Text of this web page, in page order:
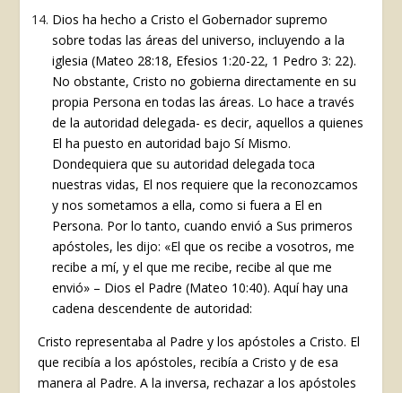
Dios ha hecho a Cristo el Gobernador supremo
sobre todas las áreas del universo, incluyendo a la
iglesia (Mateo 28:18, Efesios 1:20-22, 1 Pedro 3: 22).
No obstante, Cristo no gobierna directamente en su
propia Persona en todas las áreas. Lo hace a través
de la autoridad delegada- es decir, aquellos a quienes
El ha puesto en autoridad bajo Sí Mismo.
Dondequiera que su autoridad delegada toca
nuestras vidas, El nos requiere que la reconozcamos
y nos sometamos a ella, como si fuera a El en
Persona. Por lo tanto, cuando envió a Sus primeros
apóstoles, les dijo: «El que os recibe a vosotros, me
recibe a mí, y el que me recibe, recibe al que me
envió» – Dios el Padre (Mateo 10:40). Aquí hay una
cadena descendente de autoridad:
Cristo representaba al Padre y los apóstoles a Cristo. El
que recibía a los apóstoles, recibía a Cristo y de esa
manera al Padre. A la inversa, rechazar a los apóstoles